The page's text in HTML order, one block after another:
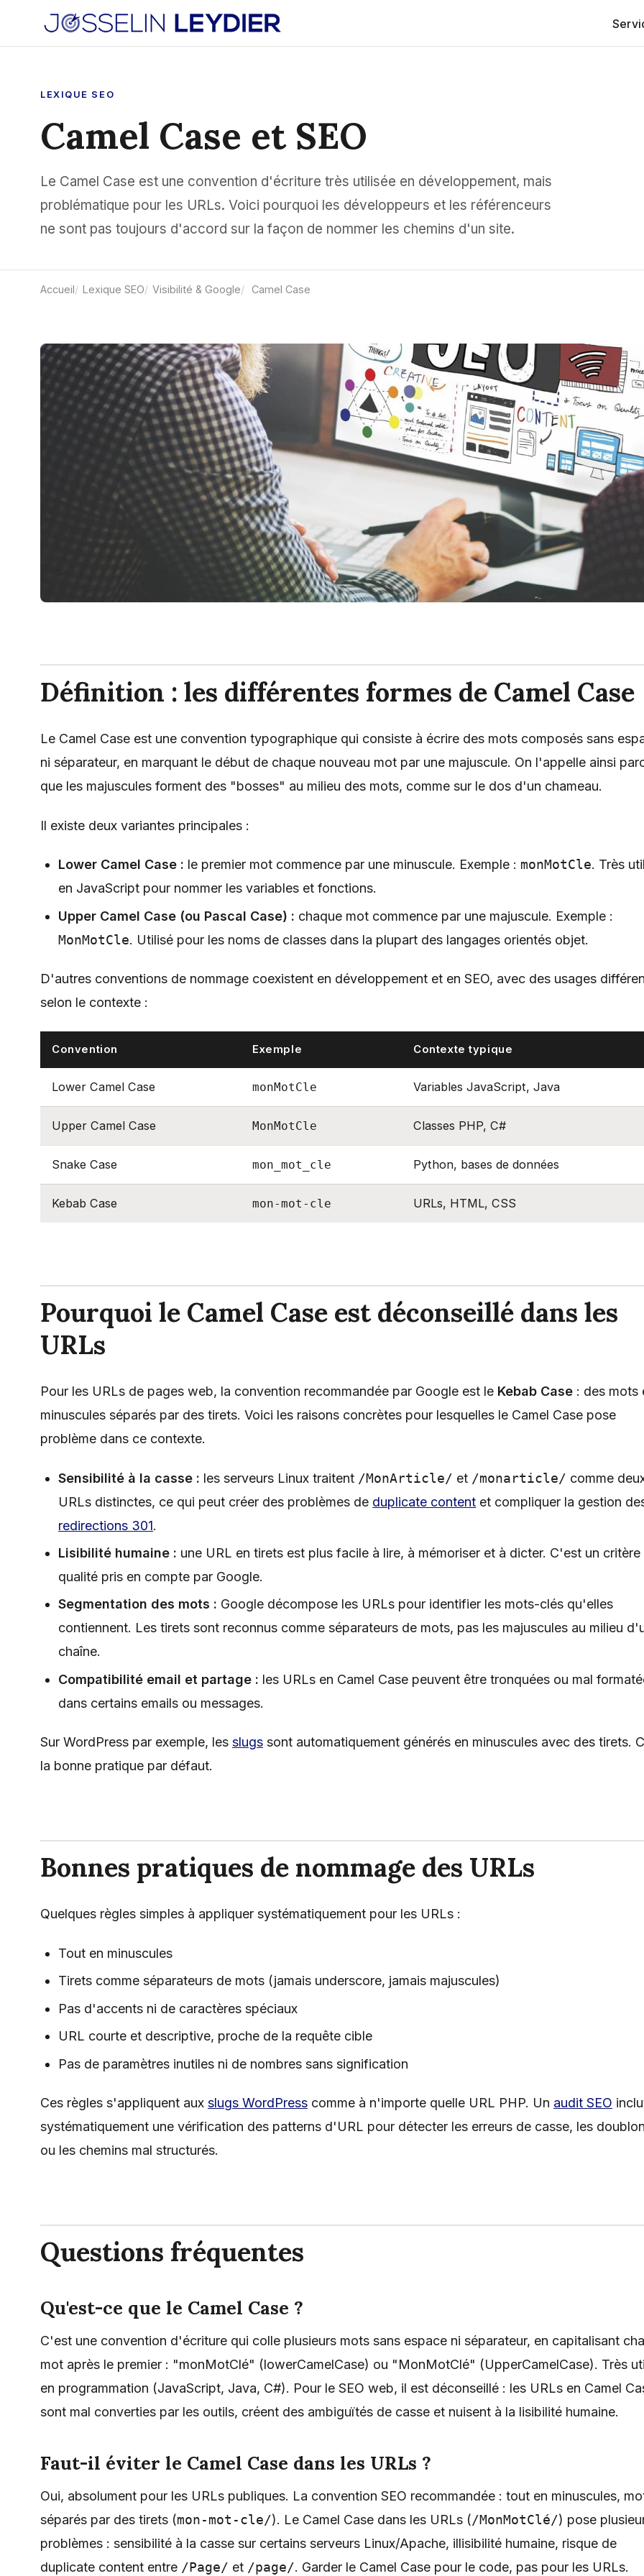
LEXIQUE SEO
Camel Case et SEO
Le Camel Case est une convention d'écriture très utilisée en développement, mais
problématique pour les URLs. Voici pourquoi les développeurs et les référenceurs
ne sont pas toujours d'accord sur la façon de nommer les chemins d'un site.
Accueil Lexique SEO Visibilité & Google Camel Case
Définition : les différentes formes de Camel Case
Le Camel Case est une convention typographique qui consiste à écrire des mots composés sans
ni séparateur, en marquant le début de chaque nouveau mot par une majuscule. On l'appelle ainsi
que les majuscules forment des "bosses" au milieu des mots, comme sur le dos d'un chameau.
Il existe deux variantes principales :
Lower Camel Case : le premier mot commence par une minuscule. Exemple : monMotCle. Très
en JavaScript pour nommer les variables et fonctions.
Upper Camel Case (ou Pascal Case) : chaque mot commence par une majuscule. Exemple :
MonMotCle. Utilisé pour les noms de classes dans la plupart des langages orientés objet.
D'autres conventions de nommage coexistent en développement et en SEO, avec des usages
selon le contexte :
Convention Exemple Contexte typique
Lower Camel Case monMotCle Variables JavaScript, Java
Upper Camel Case MonMotCle Classes PHP, C#
Snake Case mon_mot_cle Python, bases de données
Kebab Case mon-mot-cle URLs, HTML, CSS
Pourquoi le Camel Case est déconseillé dans les
URLs
Pour les URLs de pages web, la convention recommandée par Google est le Kebab Case : des mots
minuscules séparés par des tirets. Voici les raisons concrètes pour lesquelles le Camel Case pose
problème dans ce contexte.
Sensibilité à la casse : les serveurs Linux traitent /MonArticle/ et /monarticle/ comme
URLs distinctes, ce qui peut créer des problèmes de duplicate content et compliquer la gestion
redirections 301.
Lisibilité humaine : une URL en tirets est plus facile à lire, à mémoriser et à dicter. C'est un critère
qualité pris en compte par Google.
Segmentation des mots : Google décompose les URLs pour identifier les mots-clés qu'elles
contiennent. Les tirets sont reconnus comme séparateurs de mots, pas les majuscules au milieu
chaîne.
Compatibilité email et partage : les URLs en Camel Case peuvent être tronquées ou mal
dans certains emails ou messages.
Sur WordPress par exemple, les slugs sont automatiquement générés en minuscules avec des tirets.
la bonne pratique par défaut.
Bonnes pratiques de nommage des URLs
Quelques règles simples à appliquer systématiquement pour les URLs :
Tout en minuscules
Tirets comme séparateurs de mots (jamais underscore, jamais majuscules)
Pas d'accents ni de caractères spéciaux
URL courte et descriptive, proche de la requête cible
Pas de paramètres inutiles ni de nombres sans signification
Ces règles s'appliquent aux slugs WordPress comme à n'importe quelle URL PHP. Un audit SEO
systématiquement une vérification des patterns d'URL pour détecter les erreurs de casse, les
ou les chemins mal structurés.
Questions fréquentes
Qu'est-ce que le Camel Case ?
C'est une convention d'écriture qui colle plusieurs mots sans espace ni séparateur, en capitalisant
mot après le premier : "monMotClé" (lowerCamelCase) ou "MonMotClé" (UpperCamelCase). Très
en programmation (JavaScript, Java, C#). Pour le SEO web, il est déconseillé : les URLs en Camel
sont mal converties par les outils, créent des ambiguïtés de casse et nuisent à la lisibilité humaine.
Faut-il éviter le Camel Case dans les URLs ?
Oui, absolument pour les URLs publiques. La convention SEO recommandée : tout en minuscules,
séparés par des tirets (mon-mot-cle/). Le Camel Case dans les URLs (/MonMotClé/) pose
problèmes : sensibilité à la casse sur certains serveurs Linux/Apache, illisibilité humaine, risque de
duplicate content entre /Page/ et /page/. Garder le Camel Case pour le code, pas pour les URLs.